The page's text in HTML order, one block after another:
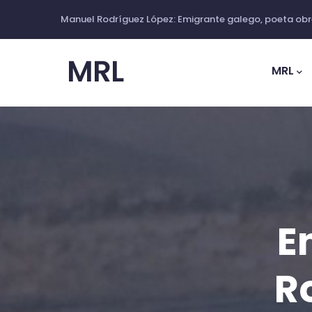
Manuel Rodríguez López: Emigrante galego, poeta
MRL